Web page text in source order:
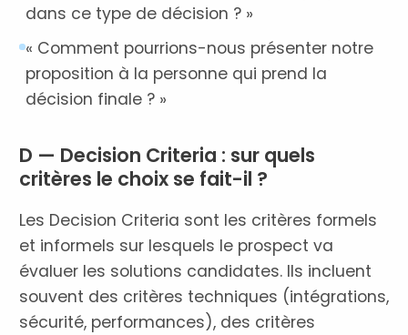
dans ce type de décision ? »
« Comment pourrions-nous présenter notre
proposition à la personne qui prend la
décision finale ? »
D — Decision Criteria : sur quels
critères le choix se fait-il ?
Les Decision Criteria sont les critères formels
et informels sur lesquels le prospect va
évaluer les solutions candidates. Ils incluent
souvent des critères techniques (intégrations,
sécurité, performances), des critères